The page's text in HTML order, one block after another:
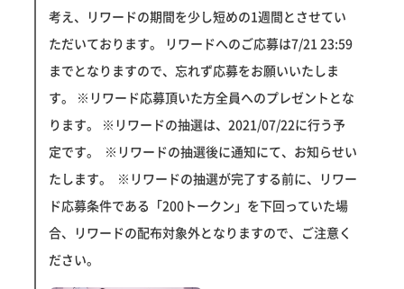
考え、リワードの期間を少し短めの1週間とさせてい
ただいております。 リワードへのご応募は7/21 23:59
までとなりますので、忘れず応募をお願いいたしま
す。 ※リワード応募頂いた方全員へのプレゼントとな
ります。 ※リワードの抽選は、2021/07/22に行う予
定です。 ※リワードの抽選後に通知にて、お知らせい
たします。 ※リワードの抽選が完了する前に、リワー
ド応募条件である「200トークン」を下回っていた場
合、リワードの配布対象外となりますので、ご注意く
ださい。